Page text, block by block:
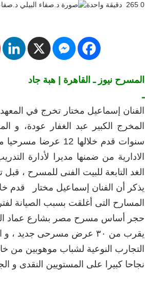
0 دقيقة واحدة
المسرح نيوز ـ القاهرة | هبة جاد
ـ
الفنان إسماعيل مختار تخرج في المعهد
سنوات قدم
الادارية من ضمنها مديرا لأدارة
الغد التابعة للبيت الفنى للمسرح ،
يذكر أن الفنان إسماعيل مختار قدم
المسارح التى أغلقت بسبب الصيانة
حجر أساس مسرح مصر بشارع عماد
يقرب من ٣٠ عرض مسرحى
التجارب النوعية لشباب موهوبين
نجاحا كبيرا على المستويين النقدى و